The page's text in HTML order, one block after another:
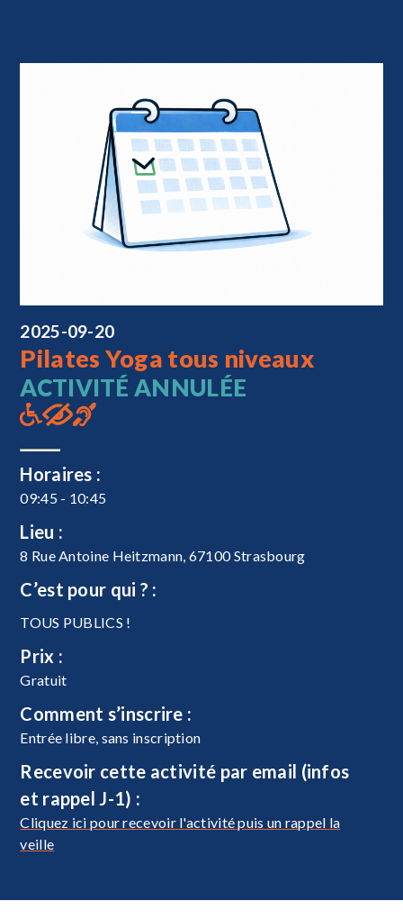
2025-09-20
Pilates Yoga tous niveaux
ACTIVITÉ ANNULÉE
Horaires :
09:45 - 10:45
Lieu :
8 Rue Antoine Heitzmann, 67100 Strasbourg
C’est pour qui ? :
TOUS PUBLICS !
Prix :
Gratuit
Comment s’inscrire :
Entrée libre, sans inscription
Recevoir cette activité par email (infos
et rappel J-1) :
Cliquez ici pour recevoir l'activité puis un rappel la
veille